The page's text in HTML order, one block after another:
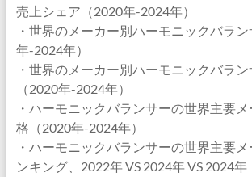
売上シェア（2020年-2024年）
・世界のメーカー別ハーモニックバラ
年-2024年）
・世界のメーカー別ハーモニックバラ
（2020年-2024年）
・ハーモニックバランサーの世界主要
格（2020年-2024年）
・ハーモニックバランサーの世界主要
ンキング、2022年 VS 2024年 VS 2024年